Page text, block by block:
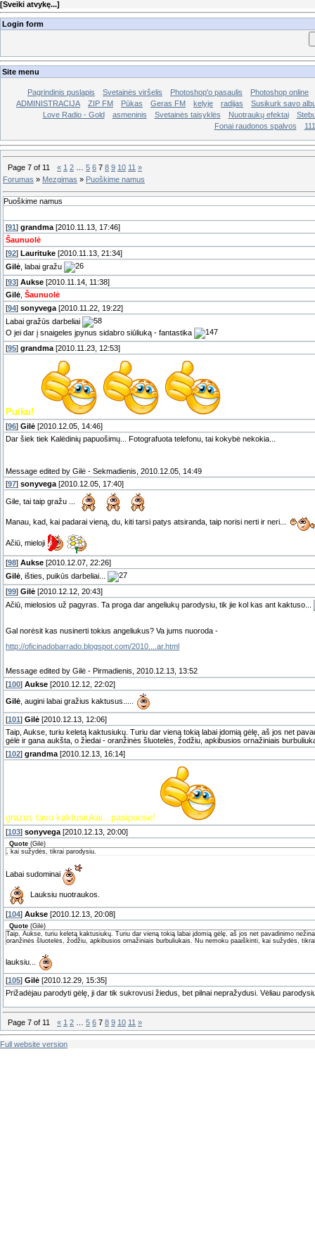
[Sveiki atvykę...]
Login form
Site menu
Pagrindinis puslapis Svetainės viršelis Photoshop'o pasaulis
Photoshop online
ADMINISTRACIJA
ZIP FM Pūkas Geras FM kelyje radijas
Susikurk savo
Love Radio - Gold
asmeninis Svetainės taisyklės Nuotraukų efektai
Fonai raudonos spalvos
111
Page 7 of 11 « 1 2 5 6 7 8 9 10 11 »
Forumas » Mezgimas » Puoškime namus
Puoškime namus
[91 ] grandma [2010.11.13, 17:46]
Šaunuolė
[92] Laurituke [2010.11.13, 21:34]
Gilė , labai gražu
[93] Aukse [2010.11.14, 11:38]
Gilė Šaunuolė
[94] sonyvega [2010.11.22, 19:22]
Labai gražūs darbeliai
O jei dar į snaigeles įpynus sidabro siūliuką - fantastika
[95] grandma [2010.11.23, 12:53]
Puiku!
[96] Gilė [2010.12.05, 14:46]
Dar šiek tiek Kalėdinių papuošimų... Fotografuota telefonu, tai kokybė nekokia...
Message edited by Gilė - Sekmadienis, 2010.12.05, 14:49
[97] sonyvega [2010.12.05, 17:40]
Gile, tai taip gražu ...
Manau, kad, kai padarai vieną, du, kiti tarsi patys atsiranda, taip norisi nerti ir neri...
Ačiū, mieloji
[98] Aukse [2010.12.07, 22:26]
Gilė , išties, puikūs darbeliai...
[99] Gilė [2010.12.12, 20:43]
Ačiū, mielosios už pagyras. Ta proga dar angeliukų parodysiu, tik jie kol kas ant kaktuso...
Gal norėsit kas nusinerti tokius angeliukus? Va jums nuoroda -
http://oficinadobarrado.blogspot.com/2010....ar.html
Message edited by Gilė - Pirmadienis, 2010.12.13, 13:52
[100] Aukse [2010.12.12, 22:02]
Gilė , augini labai gražius kaktusus.....
[101 ] Gilė [2010.12.13, 12:06]
Taip, Aukse, turiu keletą kaktusiukų. Turiu dar vieną tokią labai įdomią gėlę, aš jos net
gėlė ir gana aukšta, o žiedai - oranžinės šluotelės, žodžiu, apkibusios ornažiniais
[102] grandma [2010.12.13, 16:14]
grazus tavo kaktusiukai...pasipuose!
[103] sonyvega [2010.12.13, 20:00]
Quote (Gilė)
, kai sužydės, tikrai parodysiu.
Labai sudominai
Lauksiu nuotraukos.
[104] Aukse [2010.12.13, 20:08]
Quote (Gilė)
Taip, Aukse, turiu keletą kaktusiukų. Turiu dar vieną tokią labai įdomią gėlę, aš jos net pavadinimo
oranžinės šluotelės, žodžiu, apkibusios ornažiniais burbuliukais. Nu nemoku paaiškinti, kai sužydės,
lauksiu...
[105] Gilė [2010.12.29, 15:35]
Prižadėjau parodyti gėlę, ji dar tik sukrovusi žiedus, bet pilnai nepražydusi. Vėliau
Page 7 of 11 « 1 2 5 6 7 8 9 10 11 »
Full website version